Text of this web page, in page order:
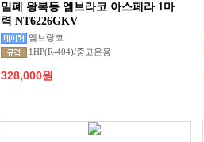
밀폐 왕복동 엠브라코 아스페라 1마
력 NT6226GKV
엠브랑코
1HP(R-404)/중고온용
328,000원